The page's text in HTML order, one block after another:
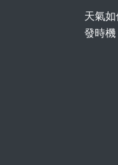
天氣
發時機